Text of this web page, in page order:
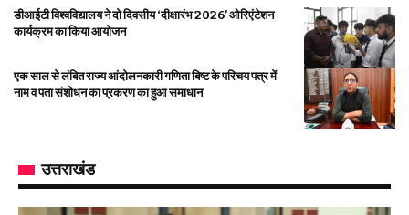
डीआईटी विश्वविद्यालय ने दो दिवसीय ‘दीक्षारंभ 2026’ ओरिएंटेशन
कार्यक्रम का किया आयोजन
एक साल से लंबित राज्य आंदोलनकारी गणिता बिष्ट के परिचय पत्र में
नाम व पता संशोधन का प्रकरण का हुआ समाधान
उत्तराखंड